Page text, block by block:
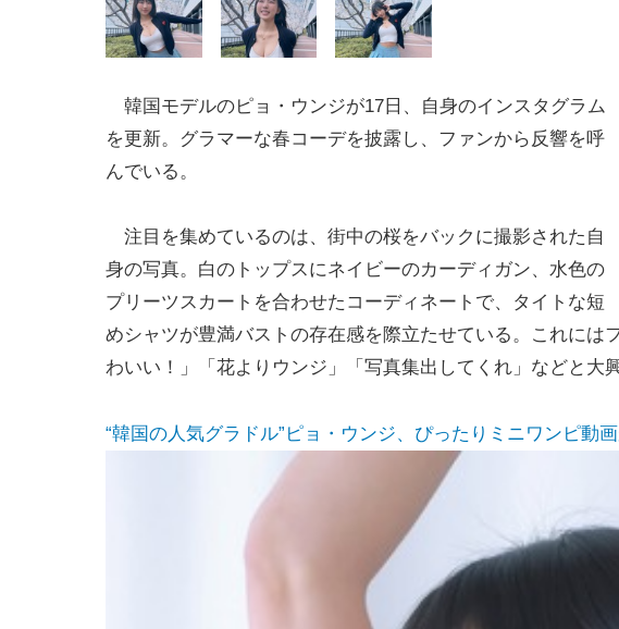
韓国モデルのピョ・ウンジが17日、自身のインスタグラム
を更新。グラマーな春コーデを披露し、ファンから反響を呼
んでいる。
注目を集めているのは、街中の桜をバックに撮影された自
身の写真。白のトップスにネイビーのカーディガン、水色の
プリーツスカートを合わせたコーディネートで、タイトな短
めシャツが豊満バストの存在感を際立たせている。これには
わいい！」「花よりウンジ」「写真集出してくれ」などと大
“韓国の人気グラドル”ピョ・ウンジ、ぴったりミニワンピ動